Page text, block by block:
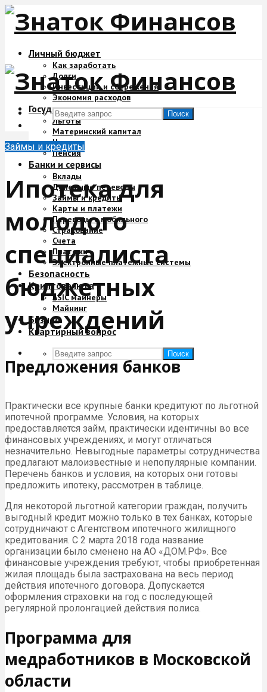
Личный бюджет
Как заработать
Долги
Инвестиции и сбережения
Экономия расходов
Государство и деньги
Льготы
Материнский капитал
Налоги
Пенсия
Банки и сервисы
Вклады
Денежные переводы
Займы и кредиты
Карты и платежи
Переводы с мобильного
Страхование
Счета
Платежи
Электронные платежные системы
Безопасность
Криптовалюта
ASIC майнеры
Майнинг
Бизнес
Квартирный вопрос
Поиск
Поиск
Займы и кредиты
Ипотека для
молодого
специалиста
бюджетных
учреждений
Предложения банков
Практически все крупные банки кредитуют по льготной
ипотечной программе. Условия, на которых
предоставляется займ, практически идентичны во все
финансовых учреждениях, и могут отличаться
незначительно. Невыгодные параметры сотрудничества
предлагают малоизвестные и непопулярные компании.
Перечень банков и условия, на которых они готовы
предложить ипотеку, рассмотрен в таблице.
Для некоторой льготной категории граждан, получить
выгодный кредит можно только в тех банках, которые
сотрудничают с Агентством ипотечного жилищного
кредитования. С 2 марта 2018 года название
организации было сменено на АО «ДОМ.РФ». Все
финансовые учреждения требуют, чтобы приобретенная
жилая площадь была застрахована на весь период
действия ипотечного договора. Допускается
оформления страховки на год с последующей
регулярной пролонгацией действия полиса.
Программа для
медработников в Московской
области